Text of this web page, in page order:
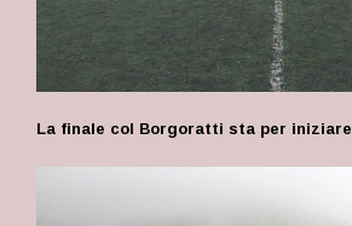
La finale col Borgoratti sta per iniziare